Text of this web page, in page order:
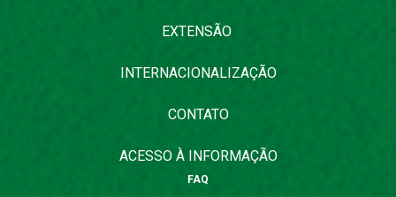
EXTENSÃO
INTERNACIONALIZAÇÃO
CONTATO
ACESSO À INFORMAÇÃO
FAQ